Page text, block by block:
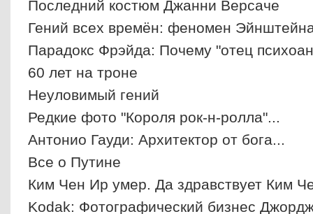
Последний костюм Джанни Версаче
Гений всех времён: феномен
Парадокс Фрэйда: Почему "отец
60 лет на троне
Неуловимый гений
Редкие фото "Короля рок-н-ролла"...
Антонио Гауди: Архитектор от бога...
Все о Путине
Ким Чен Ир умер. Да здравствует Ким
Kodak: Фотографический бизнес